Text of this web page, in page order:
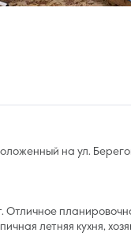
на ул.
летняя кухня,